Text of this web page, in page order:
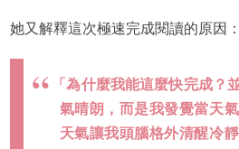
她又解釋這次極速完成閱讀的原因：
「為什麼我能這麼快完成？
氣晴朗，而是我發覺當天
天氣讓我頭腦格外清醒冷